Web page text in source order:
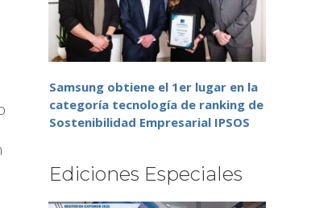
Samsung obtiene el 1er lugar en la
categoría tecnología de ranking de
Sostenibilidad Empresarial IPSOS
Ediciones Especiales